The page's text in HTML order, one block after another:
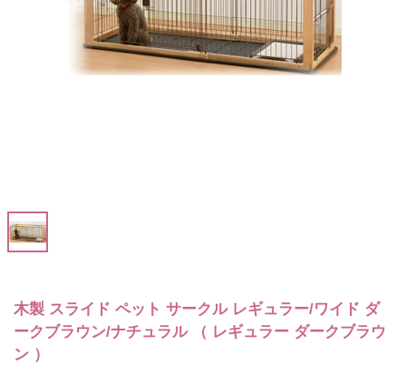
木製 スライド ペット サークル レギュラー/ワイド ダ
ークブラウン/ナチュラル （ レギュラー ダークブラウ
ン ）